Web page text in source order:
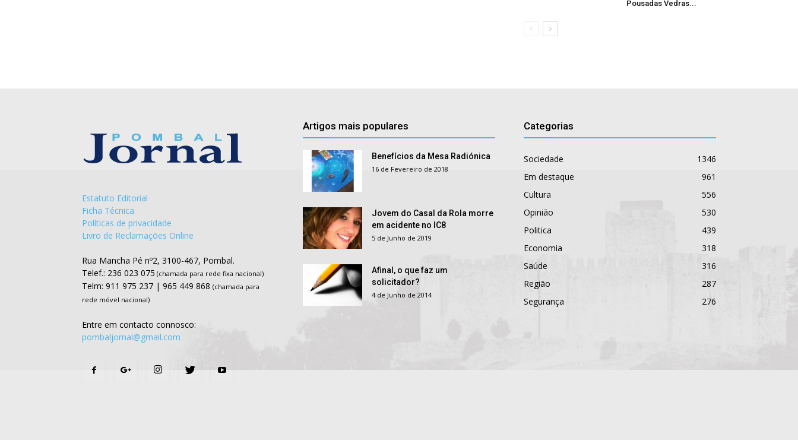
Pousadas Vedras...
Estatuto Editorial
Ficha Técnica
Políticas de privacidade
Livro de Reclamações Online
Rua Mancha Pé nº2, 3100-467, Pombal.
Telef.: 236 023 075 (chamada para rede fixa nacional)
Telm: 911 975 237 | 965 449 868 (chamada para
rede móvel nacional)
Entre em contacto connosco:
pombaljornal@gmail.com
Artigos mais populares
Benefícios da Mesa Radiónica
16 de Fevereiro de 2018
Jovem do Casal da Rola morre
em acidente no IC8
5 de Junho de 2019
Afinal, o que faz um
solicitador?
4 de Junho de 2014
Categorias
Sociedade
1346
Em destaque
961
Cultura
556
Opinião
530
Politica
439
Economia
318
Saúde
316
Região
287
Segurança
276